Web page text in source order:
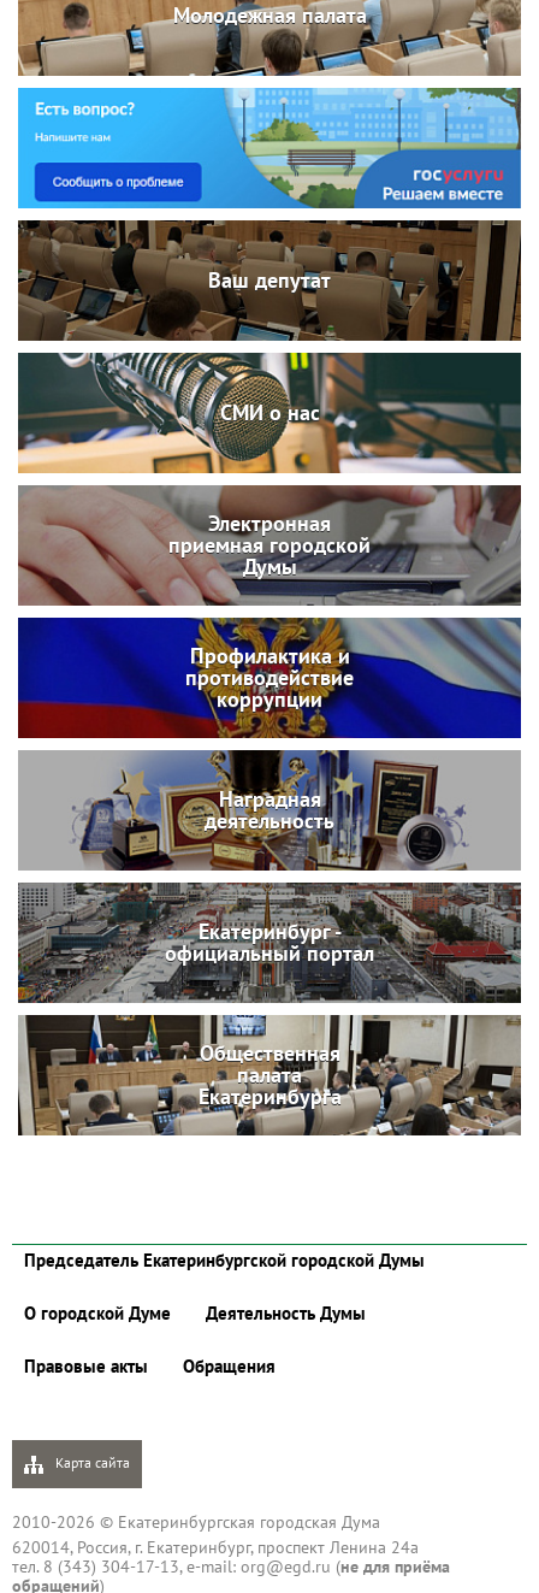
Молодежная палата
Ваш депутат
СМИ о нас
Электронная
приемная городской
Думы
Профилактика и
противодействие
коррупции
Наградная
деятельность
Екатеринбург -
официальный портал
Общественная
палата
Екатеринбурга
Председатель Екатеринбургской городской Думы
О городской Думе Деятельность Думы
Правовые акты Обращения
Карта сайта
2010-2026 © Екатеринбургская городская Дума
620014, Россия, г. Екатеринбург, проспект Ленина 24а
тел. 8 (343) 304-17-13, e-mail: org@egd.ru (не для приёма
обращений)